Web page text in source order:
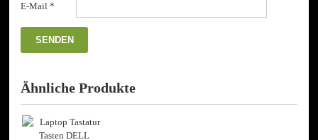
E-Mail*
Ähnliche Produkte